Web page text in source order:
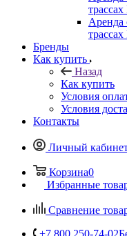
Аренда
Бренды
Как купить
Назад
Как купить
Условия
Условия
Контакты
Личный
Корзина0
Избранные
Сравнение
+7 800 250-74-02